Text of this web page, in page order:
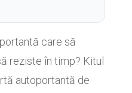
care să
reziste în timp? Kitul
autoportantă de